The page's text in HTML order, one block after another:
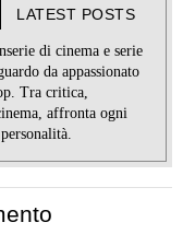
LATEST POSTS
di cinema e serie
da appassionato
Tra critica,
affronta ogni